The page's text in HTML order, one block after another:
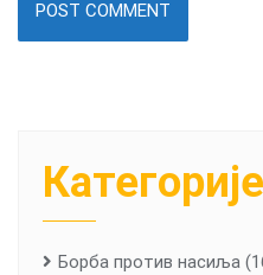
Категорије
Борба против насиља